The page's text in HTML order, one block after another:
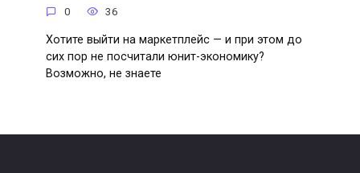
0 36
Хотите выйти на маркетплейс — и при этом до
сих пор не посчитали юнит-экономику?
Возможно, не знаете